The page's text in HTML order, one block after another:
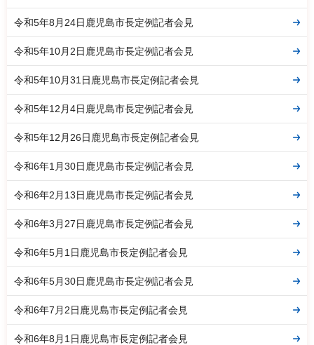
令和5年8月24日鹿児島市長定例記者会見
令和5年10月2日鹿児島市長定例記者会見
令和5年10月31日鹿児島市長定例記者会見
令和5年12月4日鹿児島市長定例記者会見
令和5年12月26日鹿児島市長定例記者会見
令和6年1月30日鹿児島市長定例記者会見
令和6年2月13日鹿児島市長定例記者会見
令和6年3月27日鹿児島市長定例記者会見
令和6年5月1日鹿児島市長定例記者会見
令和6年5月30日鹿児島市長定例記者会見
令和6年7月2日鹿児島市長定例記者会見
令和6年8月1日鹿児島市長定例記者会見